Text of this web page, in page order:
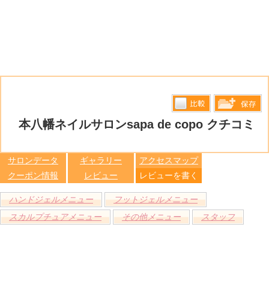
本八幡ネイルサロンsapa de copo クチコミ
比較す
保存リス
サロンデータ ギャラリー
アクセスマップ
クーポン情報
レビュー レビューを書く
ハンドジェルメニュー
フットジェルメニュー
スカルプチュアメニュー
その他メニュー スタッフ